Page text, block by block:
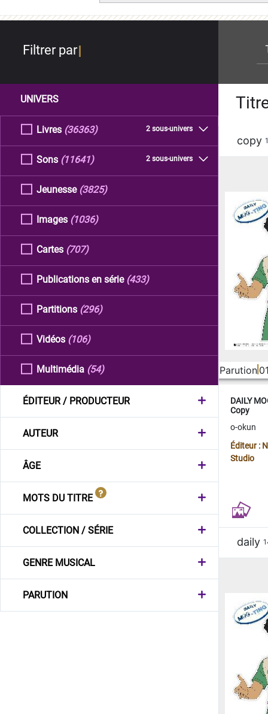
Filtrer par
UNIVERS
Livres 2 sous-univers
(36363)
Sons 2 sous-univers
(11641)
Jeunesse (3825)
Images (1036)
Cartes (707)
Publications en série (433)
Partitions (296)
Vidéos (106)
Multimédia (54)
ÉDITEUR / PRODUCTEUR
AUTEUR
ÂGE
MOTS DU TITRE
COLLECTION / SÉRIE
GENRE MUSICAL
PARUTION
copy
Parution
DAILY
Copy
o-okun
Éditeur :
Studio
daily